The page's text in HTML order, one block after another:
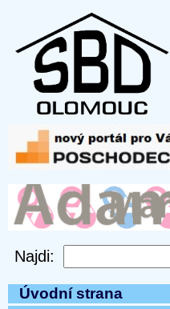
Úvodní strana